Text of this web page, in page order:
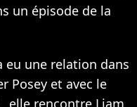
un épisode de la
eu une relation dans
Posey et avec le
elle rencontre Liam